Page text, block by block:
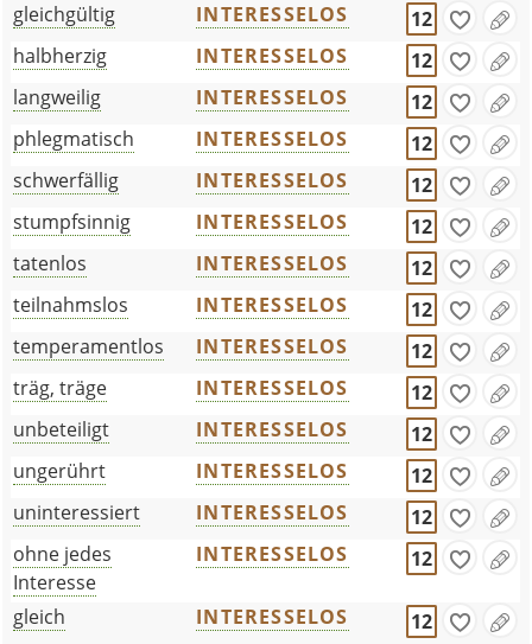
gleichgültig
INTERESSELOS
12
halbherzig
INTERESSELOS
12
langweilig
INTERESSELOS
12
phlegmatisch
INTERESSELOS
12
schwerfällig
INTERESSELOS
12
stumpfsinnig
INTERESSELOS
12
tatenlos
INTERESSELOS
12
teilnahmslos
INTERESSELOS
12
temperamentlos
INTERESSELOS
12
träg, träge
INTERESSELOS
12
unbeteiligt
INTERESSELOS
12
ungerührt
INTERESSELOS
12
uninteressiert
INTERESSELOS
12
ohne jedes
Interesse
INTERESSELOS 12
gleich INTERESSELOS
12